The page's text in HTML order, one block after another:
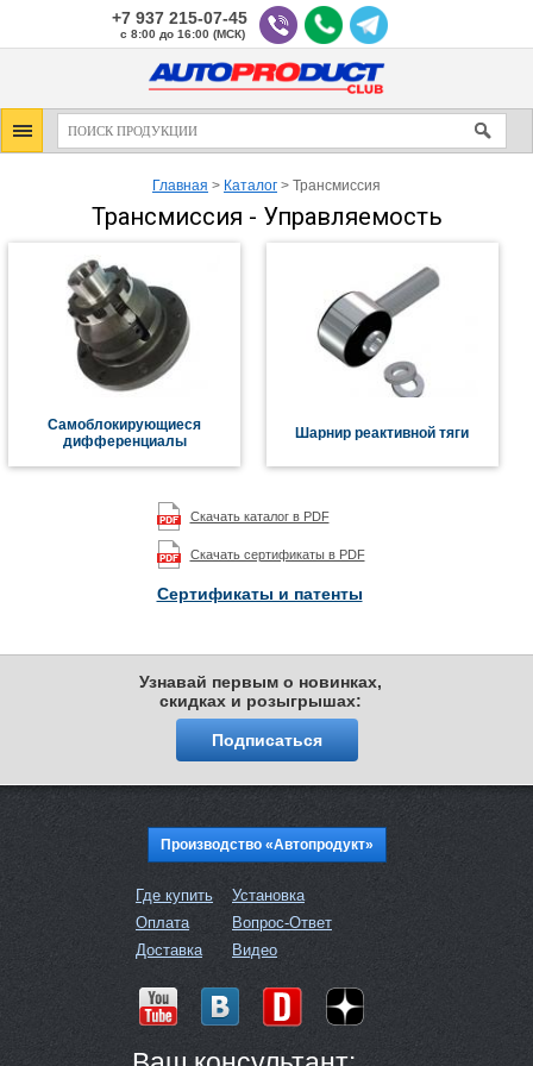
+7 937 215-07-45
с 8:00 до 16:00 (МСК)
Главная > Каталог > Трансмиссия
Трансмиссия - Управляемость
Самоблокирующиеся
дифференциалы
Шарнир реактивной тяги
Скачать каталог в PDF
Скачать сертификаты в PDF
Сертификаты и патенты
Узнавай первым о новинках,
скидках и розыгрышах:
Подписаться
Производство «Автопродукт»
Где купить
Оплата
Доставка
Установка
Вопрос-Ответ
Видео